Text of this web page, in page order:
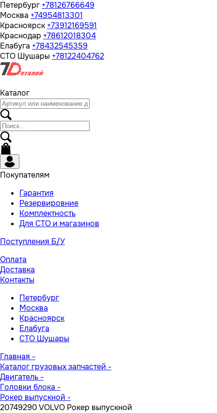
Петербург +78126766649
Москва +74954813301
Красноярск +73912169591
Краснодар +78612018304
Елабуга +78432545359
СТО Шушары +78122404762
Каталог
Покупателям
Гарантия
Резервировние
Комплектность
Для СТО и магазинов
Поступления Б/У
Оплата
Доставка
Контакты
Петербург
Москва
Красноярск
Елабуга
СТО Шушары
Главная -
Каталог грузовых запчастей -
Двигатель -
Головки блока -
Рокер выпускной -
20749290 VOLVO Рокер выпускной